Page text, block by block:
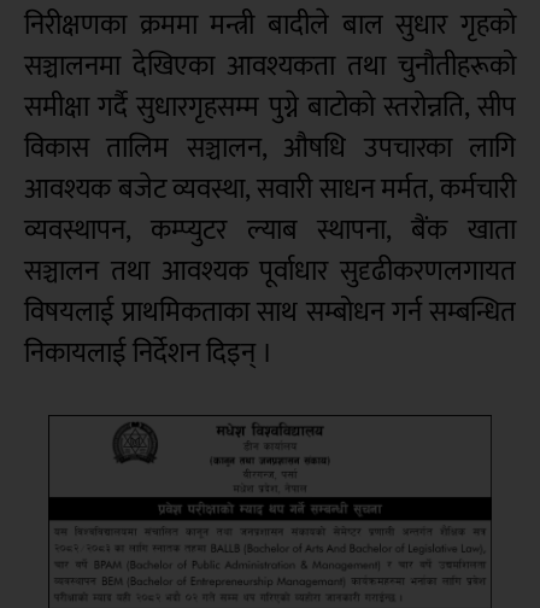
निरीक्षणका क्रममा मन्त्री बादीले बाल सुधार गृहको
सञ्चालनमा देखिएका आवश्यकता तथा चुनौतीहरूको
समीक्षा गर्दै सुधारगृहसम्म पुग्ने बाटोको स्तरोन्नति, सीप
विकास तालिम सञ्चालन, औषधि उपचारका लागि
आवश्यक बजेट व्यवस्था, सवारी साधन मर्मत, कर्मचारी
व्यवस्थापन, कम्प्युटर ल्याब स्थापना, बैंक खाता
सञ्चालन तथा आवश्यक पूर्वाधार सुदृढीकरणलगायत
विषयलाई प्राथमिकताका साथ सम्बोधन गर्न सम्बन्धित
निकायलाई निर्देशन दिइन् ।